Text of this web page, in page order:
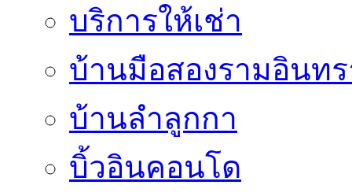
บริการให้เช่า
บ้านมือสองรามอินท
บ้านลำลูกกา
บิ้วอินคอนโด